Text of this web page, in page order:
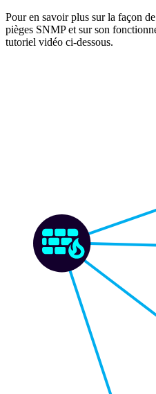
Pour en savoir plus sur la façon
pièges SNMP et sur son
tutoriel vidéo ci-dessous.